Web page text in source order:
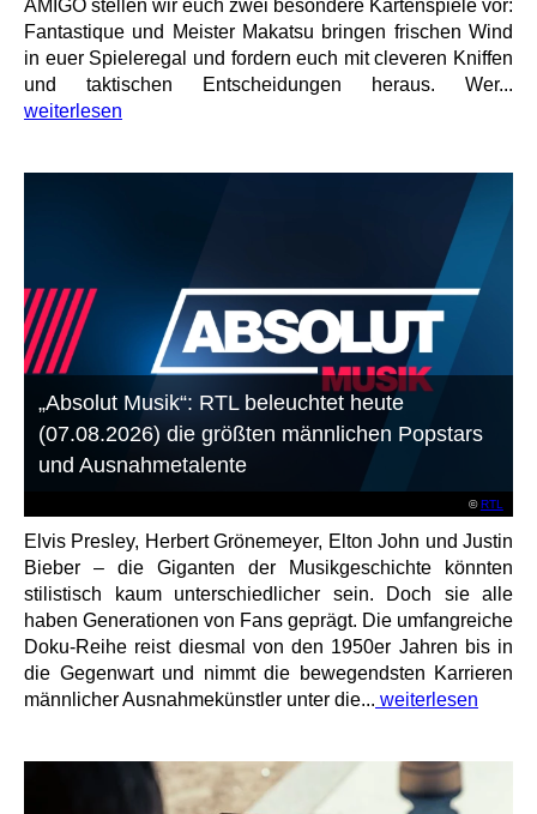
AMIGO stellen wir euch zwei besondere Kartenspiele vor:
Fantastique und Meister Makatsu bringen frischen Wind
in euer Spieleregal und fordern euch mit cleveren Kniffen
und taktischen Entscheidungen heraus. Wer...
weiterlesen
©RTL
„Absolut Musik“: RTL beleuchtet heute
(07.08.2026) die größten männlichen Popstars
und Ausnahmetalente
Elvis Presley, Herbert Grönemeyer, Elton John und Justin
Bieber – die Giganten der Musikgeschichte könnten
stilistisch kaum unterschiedlicher sein. Doch sie alle
haben Generationen von Fans geprägt. Die umfangreiche
Doku-Reihe reist diesmal von den 1950er Jahren bis in
die Gegenwart und nimmt die bewegendsten Karrieren
männlicher Ausnahmekünstler unter die... weiterlesen